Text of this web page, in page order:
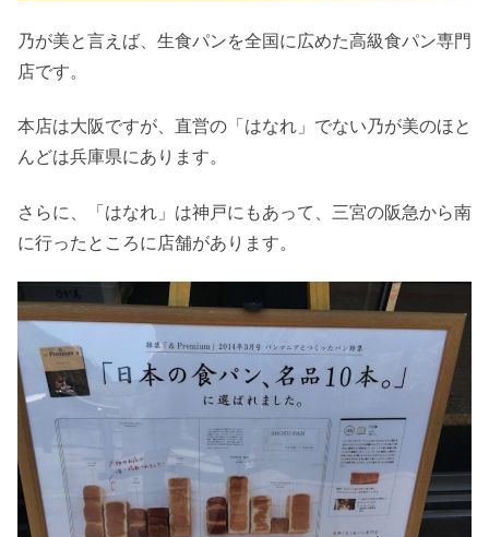
乃が美と言えば、生食パンを全国に広めた高級食パン専門
店です。
本店は大阪ですが、直営の「はなれ」でない乃が美のほと
んどは兵庫県にあります。
さらに、「はなれ」は神戸にもあって、三宮の阪急から南
に行ったところに店舗があります。